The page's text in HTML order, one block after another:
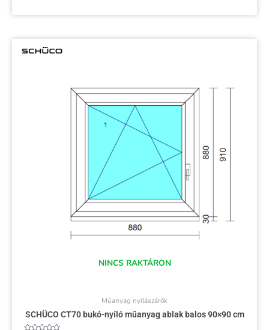
NINCS RAKTÁRON
Műanyag nyílászárók
SCHÜCO CT70 bukó-nyíló műanyag ablak balos 90×90 cm